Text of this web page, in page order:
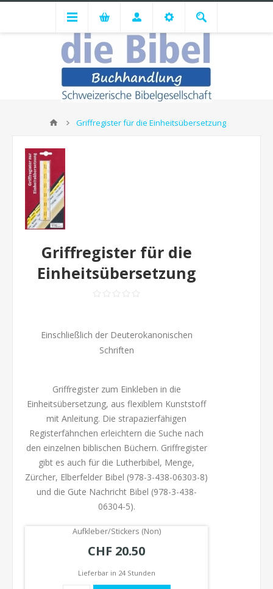
Griffregister für die Einheitsübersetzung
Griffregister für die
Einheitsübersetzung
Einschließlich der Deuterokanonischen
Schriften
Griffregister zum Einkleben in die
Einheitsübersetzung, aus flexiblem Kunststoff
mit Anleitung. Die strapazierfähigen
Registerfähnchen erleichtern die Suche nach
den einzelnen biblischen Büchern. Griffregister
gibt es auch für die Lutherbibel, Menge,
Zürcher, Elberfelder Bibel (978-3-438-06303-8)
und die Gute Nachricht Bibel (978-3-438-
06304-5).
Aufkleber/Stickers (Non)
CHF 20.50
Lieferbar in 24 Stunden